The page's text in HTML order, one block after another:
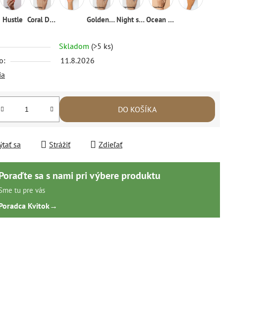
Hustle Coral Diving Golden glamour Night swimming Ocean breeze
Skladom (>5 ks)
11.8.2026
DO KOŠÍKA
sa Strážiť Zdieľať
sa s nami pri výbere produktu
tu pre vás
Kvitok→